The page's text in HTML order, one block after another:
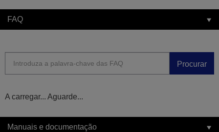
FAQ
Procurar
A carregar... Aguarde...
Manuais e documentação